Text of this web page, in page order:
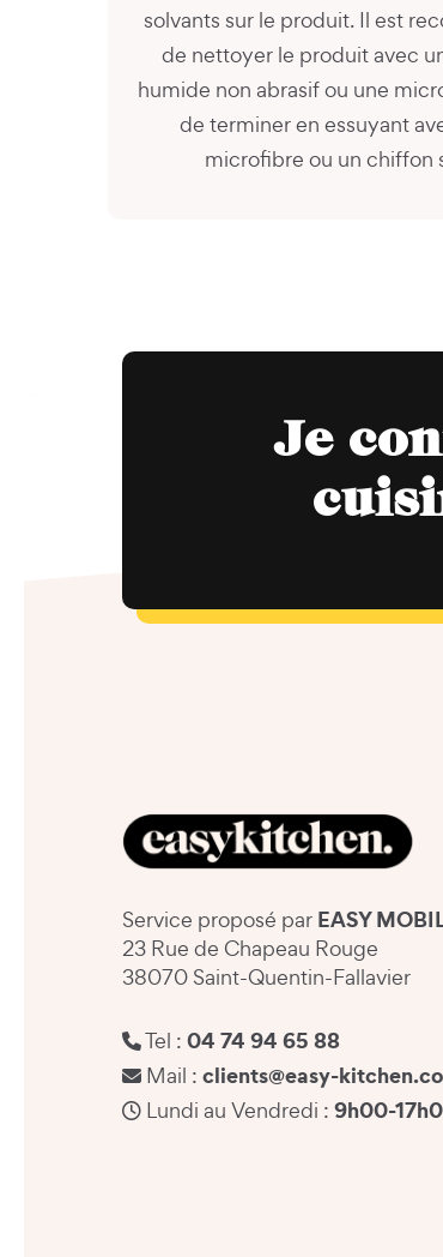
solvants sur le produit. Il est
de nettoyer le produit avec
humide non abrasif ou une
de terminer en essuyant
microfibre ou un chiffon
Je
Service proposé par EASY
23 Rue de Chapeau Rouge
38070 Saint-Quentin-Fallavier
Tel : 04 74 94 65 88
Mail : clients@easy-
Lundi au Vendredi : 9h00-